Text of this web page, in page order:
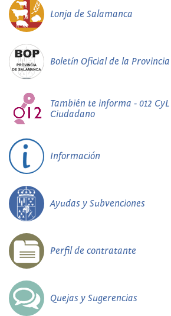
Lonja de Salamanca
Boletín Oficial de la Provincia
También te informa - 012
Ciudadano
Información
Ayudas y Subvenciones
Perfil de contratante
Quejas y Sugerencias